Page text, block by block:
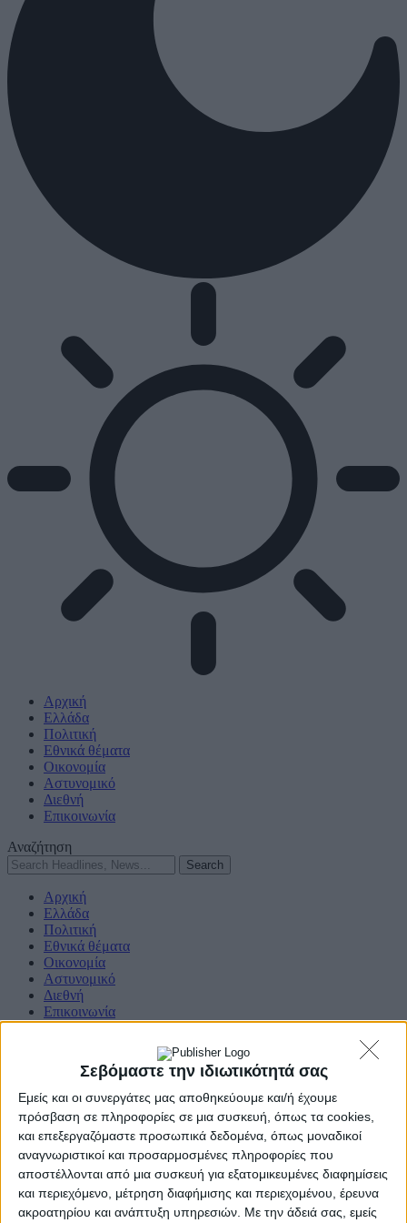
Σεβόμαστε την ιδιωτικότητά σας
Εμείς και οι συνεργάτες μας αποθηκεύουμε και/ή έχουμε
πρόσβαση σε πληροφορίες σε μια συσκευή, όπως τα cookies,
και επεξεργαζόμαστε προσωπικά δεδομένα, όπως μοναδικοί
αναγνωριστικοί και προσαρμοσμένες πληροφορίες που
αποστέλλονται από μια συσκευή για εξατομικευμένες διαφημίσεις
και περιεχόμενο, μέτρηση διαφήμισης και περιεχομένου, έρευνα
ακροατηρίου και ανάπτυξη υπηρεσιών. Με την άδειά σας, εμείς
Αρχική
Ελλάδα
Πολιτική
Εθνικά θέματα
Οικονομία
Αστυνομικό
Διεθνή
Επικοινωνία
Αναζήτηση
Αρχική
Ελλάδα
Πολιτική
Εθνικά θέματα
Οικονομία
Αστυνομικό
Διεθνή
Επικοινωνία
Προσωπικά δεδομένα & Όροι Χρήσης
© 2022 Foxiz News Network. Ruby Design Company. All Rights
Reserved.
Adiakritos.gr>Life Style>Η νηπιαγωγός “Miss International” που
…ξετρέλανε τους μπαμπάδες! [φωτο]
Life Style
Η νηπιαγωγός “Miss International” που